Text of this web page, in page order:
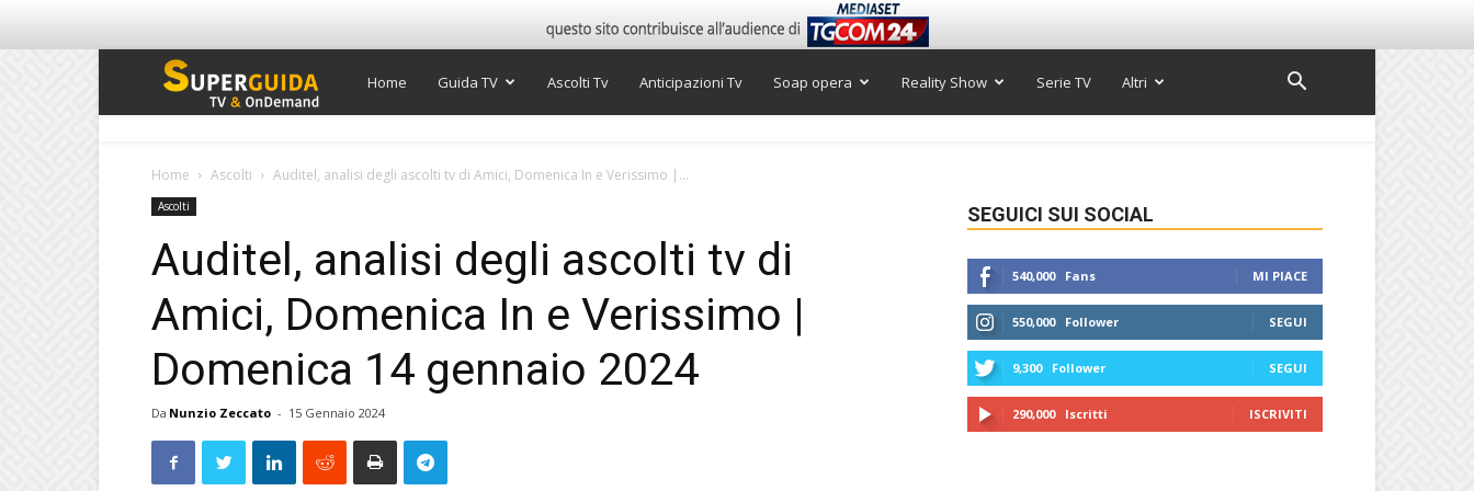
Super
Home Guida TV Ascolti Tv Anticipazioni Tv Soap opera Reality Show Serie TV Altri
Home Ascolti Auditel, analisi degli ascolti tv di Amici, Domenica In e Verissimo |...
Ascolti
Auditel, analisi degli ascolti tv di
Amici, Domenica In e Verissimo |
Domenica 14 gennaio 2024
Da Nunzio Zeccato - 15 Gennaio 2024
SEGUICI SUI SOCIAL
540,000 Fans MI PIACE
550,000 Follower SEGUI
9,300 Follower SEGUI
290,000 Iscritti ISCRIVITI